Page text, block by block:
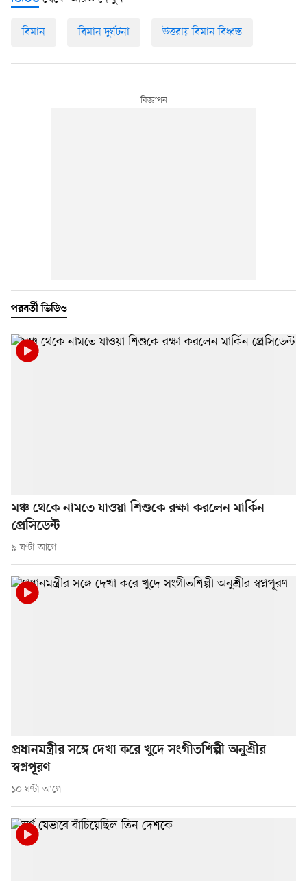
বিমান বিমান দুর্ঘটনা উত্তরায় বিমান বিধ্বস্ত
পরবর্তী ভিডিও
মঞ্চ থেকে নামতে যাওয়া শিশুকে রক্ষা করলেন মার্কিন
প্রেসিডেন্ট
৯ ঘণ্টা আগে
প্রধানমন্ত্রীর সঙ্গে দেখা করে খুদে সংগীতশিল্পী অনুশ্রীর
স্বপ্নপূরণ
১০ ঘণ্টা আগে